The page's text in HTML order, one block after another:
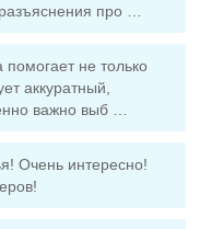
про …
не только
аккуратный,
важно выб …
Очень интересно!